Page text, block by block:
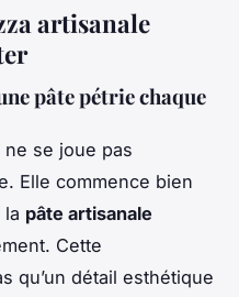
artisanale
pâte pétrie chaque
ne se joue pas
Elle commence bien
la pâte artisanale
Cette
qu’un détail esthétique